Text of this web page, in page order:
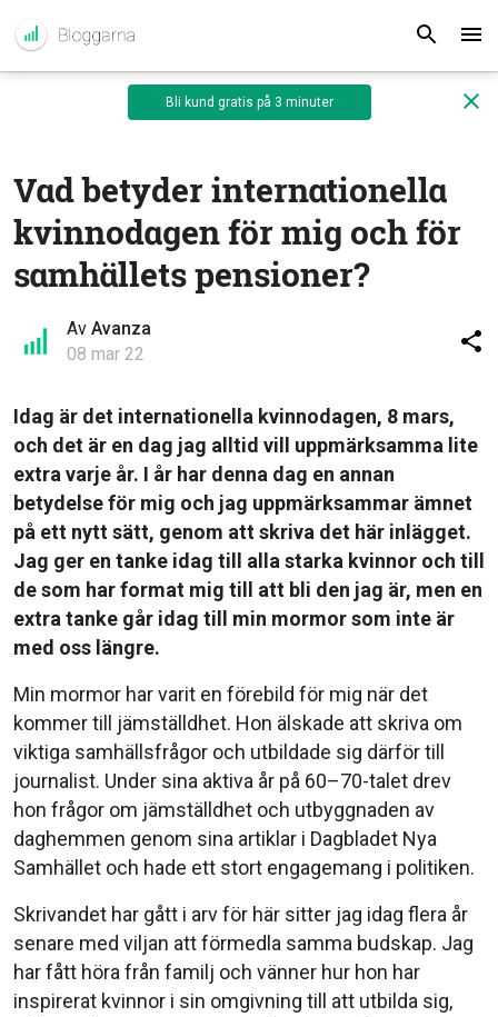
Bli kund gratis på 3 minuter
Vad betyder internationella
kvinnodagen för mig och för
samhällets pensioner?
Av Avanza
08 mar 22
Idag är det internationella kvinnodagen, 8 mars,
och det är en dag jag alltid vill uppmärksamma lite
extra varje år. I år har denna dag en annan
betydelse för mig och jag uppmärksammar ämnet
på ett nytt sätt, genom att skriva det här inlägget.
Jag ger en tanke idag till alla starka kvinnor och till
de som har format mig till att bli den jag är, men en
extra tanke går idag till min mormor som inte är
med oss längre.
Min mormor har varit en förebild för mig när det
kommer till jämställdhet. Hon älskade att skriva om
viktiga samhällsfrågor och utbildade sig därför till
journalist. Under sina aktiva år på 60–70-talet drev
hon frågor om jämställdhet och utbyggnaden av
daghemmen genom sina artiklar i Dagbladet Nya
Samhället och hade ett stort engagemang i politiken.
Skrivandet har gått i arv för här sitter jag idag flera år
senare med viljan att förmedla samma budskap. Jag
har fått höra från familj och vänner hur hon har
inspirerat kvinnor i sin omgivning till att utbilda sig,